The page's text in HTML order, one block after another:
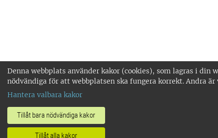
Denna webbplats använder kakor (cookies), som lagras i din
nödvändiga för att webbplatsen ska fungera korrekt. Andra är
Hantera valbara kakor
Tillåt bara nödvändiga kakor
Tillåt alla kakor